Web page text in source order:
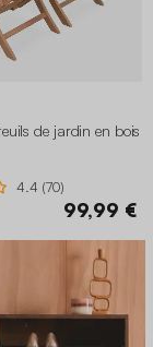
de jardin en bois
4.4 (70)
99,99 €